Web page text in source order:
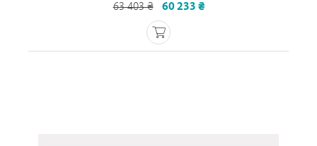
63 403 ₴ 60 233 ₴